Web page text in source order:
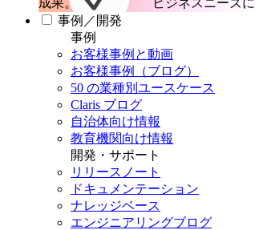
成果。 ビジネスニーズ
事例／開発
事例
お客様事例と動画
お客様事例（ブログ）
50 の業種別ユースケース
Claris ブログ
自治体向け情報
教育機関向け情報
開発・サポート
リリースノート
ドキュメンテーション
ナレッジベース
エンジニアリングブログ